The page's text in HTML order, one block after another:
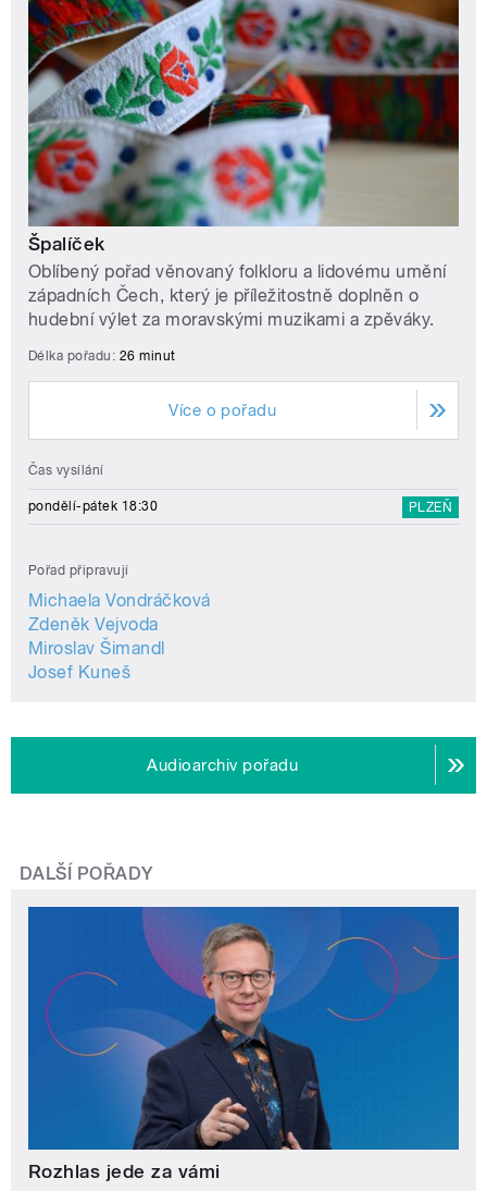
Špalíček
Oblíbený pořad věnovaný folkloru a lidovému umění
západních Čech, který je příležitostně doplněn o
hudební výlet za moravskými muzikami a zpěváky.
Délka pořadu: 26 minut
Více o pořadu
Čas vysílání
pondělí-pátek 18:30 PLZEŇ
Pořad připravují
Michaela Vondráčková
Zdeněk Vejvoda
Miroslav Šimandl
Josef Kuneš
Audioarchiv pořadu
DALŠÍ POŘADY
Rozhlas jede za vámi